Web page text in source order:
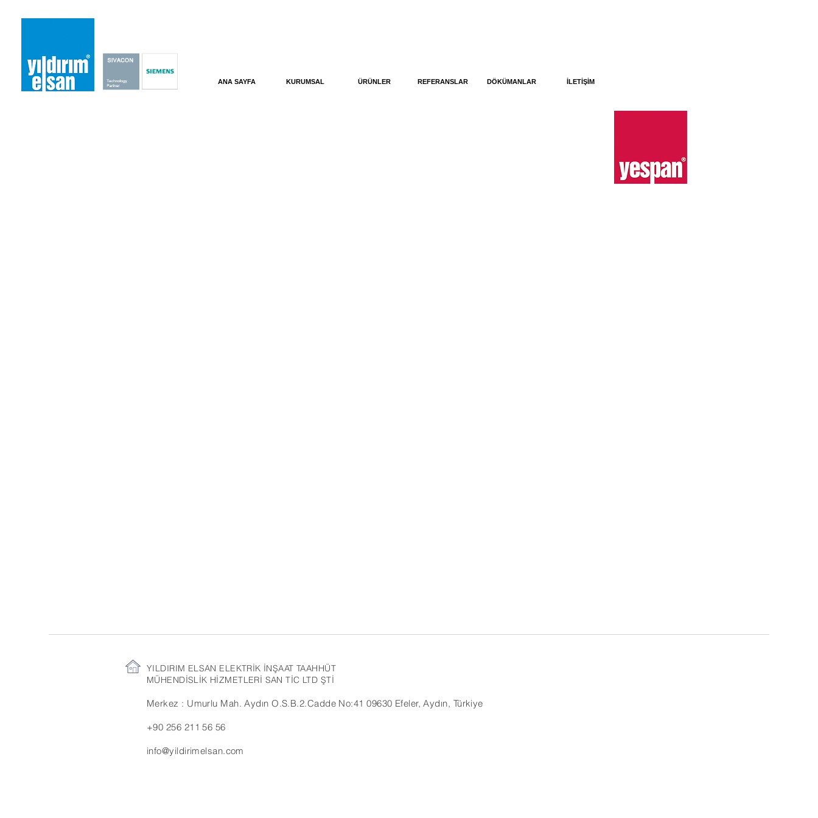
ANA SAYFA KURUMSAL ÜRÜNLER REFERANSLAR DÖKÜMANLAR İLETİŞİM
YILDIRIM ELSAN ELEKTRİK İNŞAAT TAAHHÜT
MÜHENDİSLİK HİZMETLERİ SAN TİC LTD ŞTİ
Merkez : Umurlu Mah. Aydın O.S.B.2.Cadde No:41 09630 Efeler, Aydın, Türkiye
+90 256 211 56 56
info@yildirimelsan.com